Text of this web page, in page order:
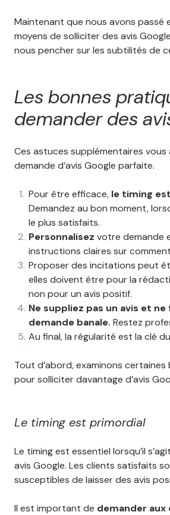
Maintenant que nous avons passé
moyens de solliciter des avis
nous pencher sur les subtilités de
Les bonnes
demander des
Ces astuces supplémentaires
demande d’avis Google parfaite.
Pour être efficace, le timing
Demandez au bon moment,
le plus satisfaits.
Personnalisez votre demande
instructions claires sur comment
Proposer des incitations peut
elles doivent être pour la
non pour un avis positif.
Ne suppliez pas un avis et
demande banale. Restez
Au final, la régularité est la clé
Tout d’abord, examinons
pour solliciter davantage d’avis
Le timing est primordial
Le timing est essentiel lorsqu’il
avis Google. Les clients satisfaits
susceptibles de laisser des avis
Il est important de demander aux